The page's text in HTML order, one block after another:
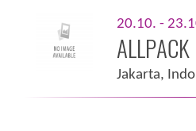
20.10. -
Jakarta,